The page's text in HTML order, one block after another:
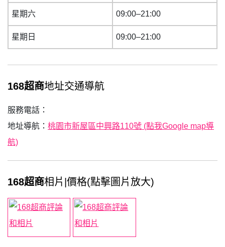
星期六 09:00–21:00
星期日 09:00–21:00
168超商地址交通導航
服務電話：
地址導航： 桃園市新屋區中興路110號 (點我Google map導
航)
168超商相片|價格(點擊圖片放大)